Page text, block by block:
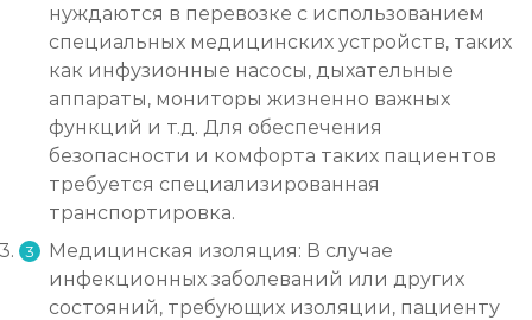
нуждаются в перевозке с использованием
специальных медицинских устройств, таких
как инфузионные насосы, дыхательные
аппараты, мониторы жизненно важных
функций и т.д. Для обеспечения
безопасности и комфорта таких пациентов
требуется специализированная
транспортировка.
Медицинская изоляция: В случае
инфекционных заболеваний или других
состояний, требующих изоляции, пациенту